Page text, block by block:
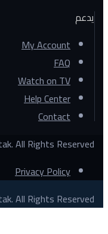
يدعم
My Account
FAQ
Watch on TV
Help Center
Contact
All Rights Reserved
Privacy Policy
All Rights Reserved